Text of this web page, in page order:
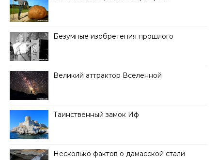
Безумные изобретения прошлого
Великий аттрактор Вселенной
Таинственный замок Иф
Несколько фактов о дамасской стали